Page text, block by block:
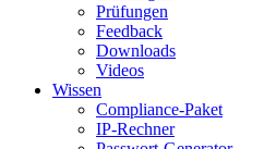
Prüfungen
Feedback
Downloads
Videos
Wissen
Compliance-Paket
IP-Rechner